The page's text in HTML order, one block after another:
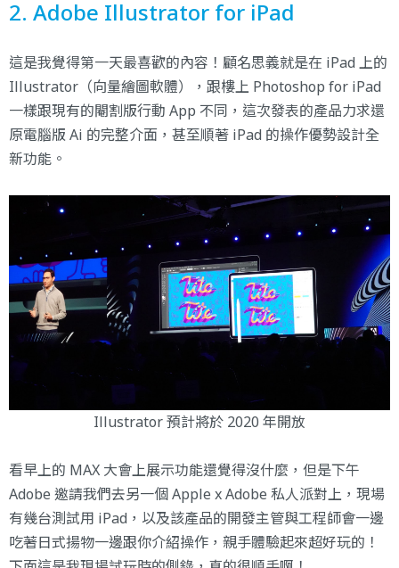
2. Adobe Illustrator for iPad
這是我覺得第一天最喜歡的內容！顧名思義就是在 iPad 上的
Illustrator（向量繪圖軟體），跟樓上 Photoshop for iPad
一樣跟現有的閹割版行動 App 不同，這次發表的產品力求還
原電腦版 Ai 的完整介面，甚至順著 iPad 的操作優勢設計全
新功能。
Illustrator 預計將於 2020 年開放
看早上的 MAX 大會上展示功能還覺得沒什麼，但是下午
Adobe 邀請我們去另一個 Apple x Adobe 私人派對上，現場
有幾台測試用 iPad，以及該產品的開發主管與工程師會一邊
吃著日式揚物一邊跟你介紹操作，親手體驗起來超好玩的！